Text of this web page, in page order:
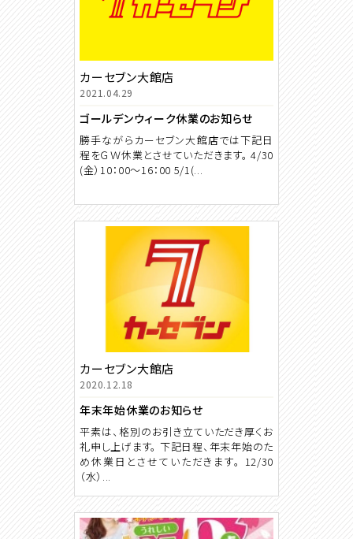
カーセブン大館店
2021.04.29
ゴールデンウィーク休業のお知らせ
勝手ながらカーセブン大館店では下記日
程をＧＷ休業とさせていただきます。 4/30
(金）10：00～16：00 5/1(...
カーセブン大館店
2020.12.18
年末年始休業のお知らせ
平素は、格別のお引き立ていただき厚くお
礼申し上げます。 下記日程、年末年始のた
め休業日とさせていただきます。 12/30
（水）...